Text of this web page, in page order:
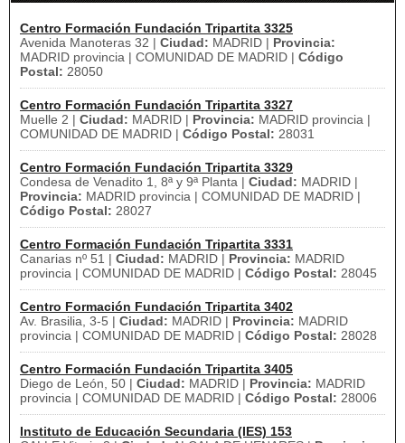
Centro Formación Fundación Tripartita 3325
Avenida Manoteras 32 | Ciudad: MADRID | Provincia:
MADRID provincia | COMUNIDAD DE MADRID | Código
Postal: 28050
Centro Formación Fundación Tripartita 3327
Muelle 2 | Ciudad: MADRID | Provincia: MADRID provincia |
COMUNIDAD DE MADRID | Código Postal: 28031
Centro Formación Fundación Tripartita 3329
Condesa de Venadito 1, 8ª y 9ª Planta | Ciudad: MADRID |
Provincia: MADRID provincia | COMUNIDAD DE MADRID |
Código Postal: 28027
Centro Formación Fundación Tripartita 3331
Canarias nº 51 | Ciudad: MADRID | Provincia: MADRID
provincia | COMUNIDAD DE MADRID | Código Postal: 28045
Centro Formación Fundación Tripartita 3402
Av. Brasilia, 3-5 | Ciudad: MADRID | Provincia: MADRID
provincia | COMUNIDAD DE MADRID | Código Postal: 28028
Centro Formación Fundación Tripartita 3405
Diego de León, 50 | Ciudad: MADRID | Provincia: MADRID
provincia | COMUNIDAD DE MADRID | Código Postal: 28006
Instituto de Educación Secundaria (IES) 153